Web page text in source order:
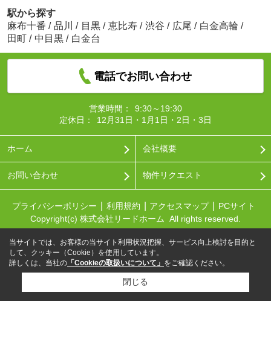
駅から探す
麻布十番 / 品川 / 目黒 / 恵比寿 / 渋谷 / 広尾 / 白金高輪 /
田町 / 中目黒 / 白金台
電話でお問い合わせ
営業時間：
9:30～19:30
定休日：
12月31日・1月1日・2日・3日
ホーム 会社概要
お問い合わせ 物件リクエスト
プライバシーポリシー 利用規約 アクセスマップ
PCサイト
Copyright(c) 株式会社リードホーム All rights reserved.
当サイトでは、お客様の当サイト利用状況把握、サービス向上検討を目的と
して、クッキー（Cookie）を使用しています。
詳しくは、当社の 「Cookieの取扱いについて」 をご確認ください。
閉じる